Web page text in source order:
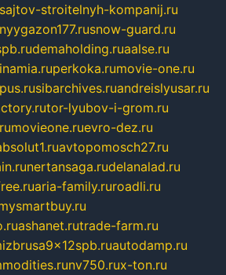
stroitelnyh-kompanij.ru
snow-guard.ru
demaholding.ruaalse.ru
perkoka.rumovie-one.ru
sibarchives.ruandreislyusar.ru
tor-lyubov-i-grom.ru
movieone.ruevro-dez.ru
avtopomosch27.ru
nertansaga.rudelanalad.ru
aria-family.ruroadli.ru
ashanet.rutrade-farm.ru
autodamp.ru
nv750.rux-ton.ru